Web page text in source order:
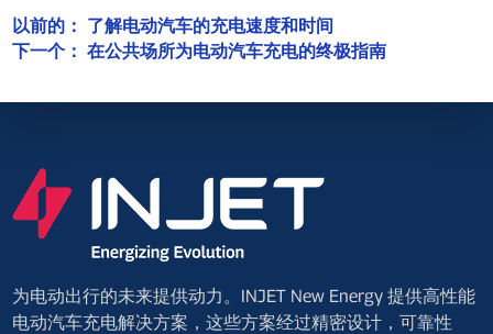
以前的： 了解电动汽车的充电速度和时间
下一个： 在公共场所为电动汽车充电的终极指南
为电动出行的未来提供动力。INJET New Energy 提供高性能
电动汽车充电解决方案，这些方案经过精密设计，可靠性